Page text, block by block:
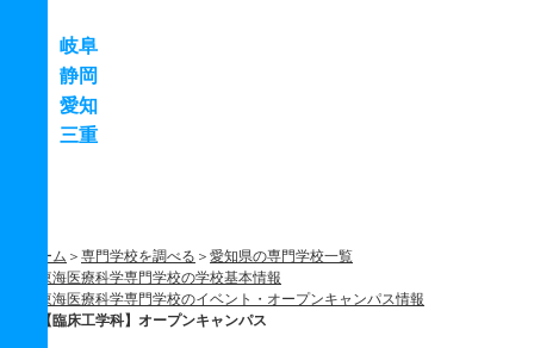
岐阜
静岡
愛知
三重
ホーム 専門学校を調べる
愛知県の専門学校一覧
東海医療科学専門学校の学校基本情報
東海医療科学専門学校のイベント・オープンキャンパス情報
【臨床工学科】オープンキャンパス